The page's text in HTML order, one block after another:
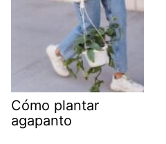
Cómo plantar
agapanto